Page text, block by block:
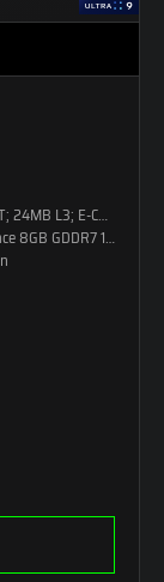
L3; E-CORE
8GB GDDR7 128-Bit